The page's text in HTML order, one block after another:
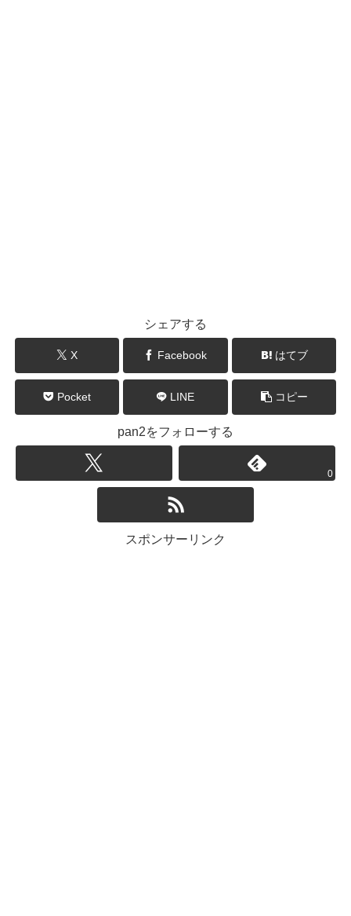
シェアする
X Facebook はてブ
Pocket LINE コピー
pan2をフォローする
0
スポンサーリンク